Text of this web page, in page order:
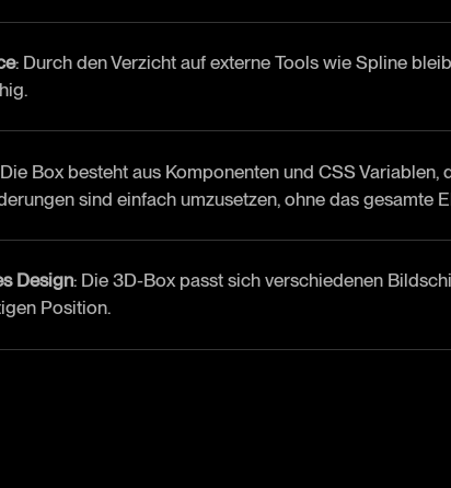
: Durch den Verzicht auf externe Tools wie Spline
Box besteht aus Komponenten und CSS
sind einfach umzusetzen, ohne das gesamte
Design: Die 3D-Box passt sich verschiedenen
Position.